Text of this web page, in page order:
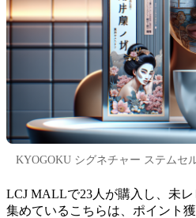
KYOGOKU シグネチャー ステムセ
LCJ MALLで23人が購入し、未
集めているこちらは、ポイント